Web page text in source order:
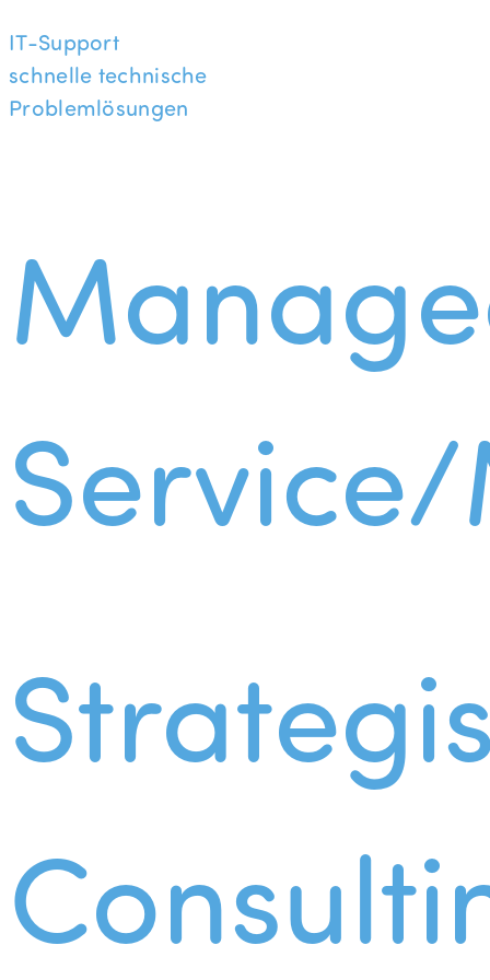
IT-Support
schnelle technische
Problemlösungen